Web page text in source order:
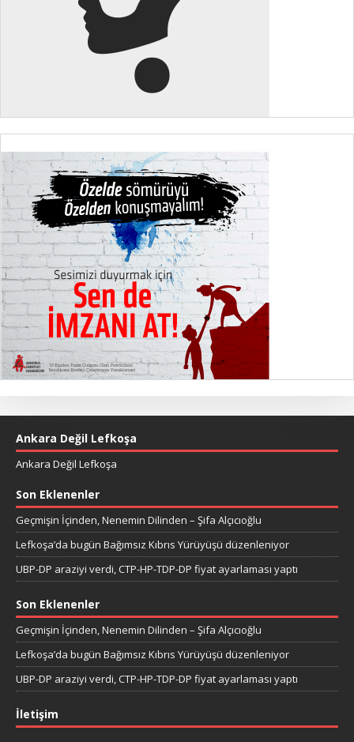
Ankara Değil Lefkoşa
Ankara Değil Lefkoşa
Son Eklenenler
Geçmişin İçinden, Nenemin Dilinden – Şifa Alçıcıoğlu
Lefkoşa’da bugün Bağımsız Kıbrıs Yürüyüşü düzenleniyor
UBP-DP araziyi verdi, CTP-HP-TDP-DP fiyat ayarlaması yaptı
Son Eklenenler
Geçmişin İçinden, Nenemin Dilinden – Şifa Alçıcıoğlu
Lefkoşa’da bugün Bağımsız Kıbrıs Yürüyüşü düzenleniyor
UBP-DP araziyi verdi, CTP-HP-TDP-DP fiyat ayarlaması yaptı
İletişim